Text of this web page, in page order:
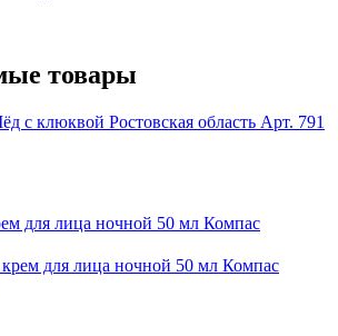
товары
с клюквой Ростовская область Арт. 791
для лица ночной 50 мл Компас